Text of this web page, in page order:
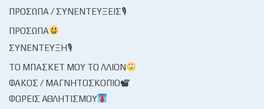
ΠΡΌΣΩΠΑ / ΣΥΝΕΝΤΕΎΞΕΙΣ🎙
ΠΡΌΣΩΠΑ
ΣΥΝΈΝΤΕΥΞΗ🎙
ΤΟ ΜΠΆΣΚΕΤ ΜΟΥ ΤΟ ΛΛΊΟΝ
ΦΑΚΌΣ / ΜΑΓΝΗΤΟΣΚΌΠΙΟ
ΦΟΡΕΊΣ ΑΘΛΗΤΙΣΜΟΎ